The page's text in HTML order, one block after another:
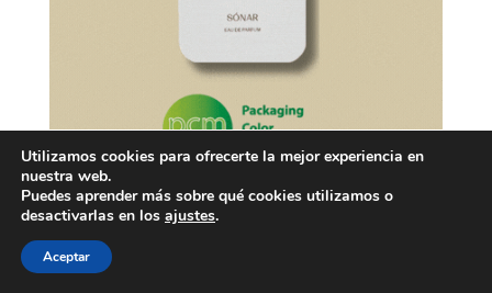
Utilizamos cookies para ofrecerte la mejor experiencia en
nuestra web.
Puedes aprender más sobre qué cookies utilizamos o
desactivarlas en los ajustes.
Aceptar